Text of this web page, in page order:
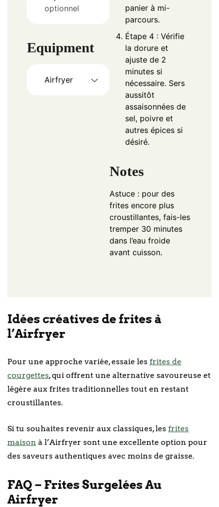
optionnel
Equipment
Airfryer
panier à mi-
parcours.
Étape 4 : Vérifie
la dorure et
ajuste de 2
minutes si
nécessaire. Sers
aussitôt
assaisonnées de
sel, poivre et
autres épices si
désiré.
Notes
Astuce : pour des
frites encore plus
croustillantes, fais-les
tremper 30 minutes
dans l’eau froide
avant cuisson.
Idées créatives de frites à
l’Airfryer
Pour une approche variée, essaie les frites de
courgettes, qui offrent une alternative savoureuse et
légère aux frites traditionnelles tout en restant
croustillantes.
Si tu souhaites revenir aux classiques, les frites
maison à l’Airfryer sont une excellente option pour
des saveurs authentiques avec moins de graisse.
FAQ – Frites Surgelées Au
Airfryer